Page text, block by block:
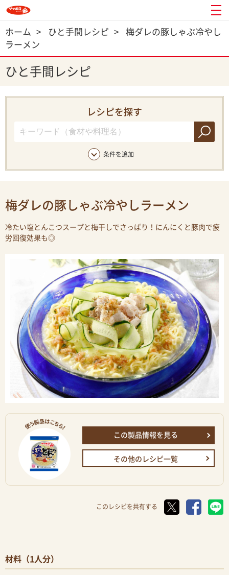
ホーム > ひと手間レシピ >
梅ダレの豚しゃぶ冷やし
ラーメン
ひと手間レシピ
レシピを探す
条件を追加
梅ダレの豚しゃぶ冷やしラーメン
冷たい塩とんこつスープと梅干しでさっぱり！にんにくと豚肉で疲
労回復効果も◎
この製品情報を見る
その他のレシピ一覧
このレシピを共有する
材料（1人分）